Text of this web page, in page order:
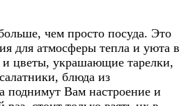
чем просто посуда. Это
для атмосферы тепла и уюта в
цветы, украшающие тарелки,
блюда из
поднимут Вам настроение и